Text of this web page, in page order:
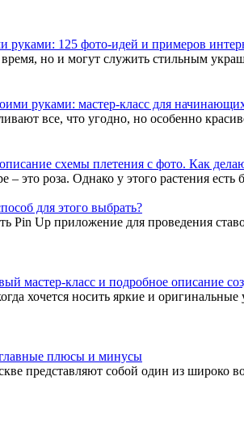
руками: 125 фото-идей и примеров
но и могут служить стильным
руками: мастер-класс для
все, что угодно, но особенно
схемы плетения с фото. Как
это роза. Однако у этого растения
для этого выбрать?
Pin Up приложение для проведения
мастер-класс и подробное описание
хочется носить яркие и
плюсы и минусы
представляют собой один из широко